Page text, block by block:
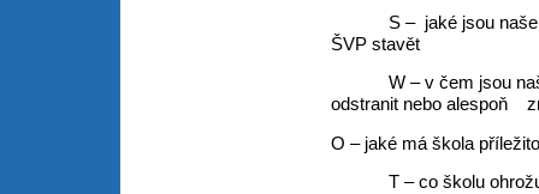
S – jaké jsou naše
ŠVP stavět
W – v čem jsou naše
odstranit nebo alespoň
O – jaké má škola
T – co školu